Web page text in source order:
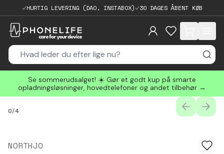
HURTIG LEVERING (DAO, INSTABOX) 30 DAGES ÅBENT KØB
items in cart,
Se sommerudsalget! ☀️ Gør et godt kup på smarte
opladningsløsninger, hovedtelefoner og andet tilbehør →
0/4
NORTHJO